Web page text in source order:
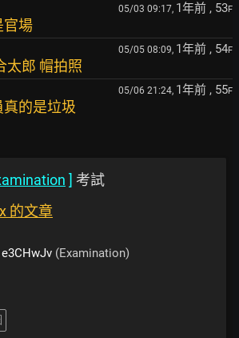
05/03 09:17, 1年前 , 53F
官場
05/05 08:09, 1年前 , 54F
太郎 帽拍照
05/06 21:24, 1年前 , 55F
的是垃圾
] 考試
的文章
(Examination)